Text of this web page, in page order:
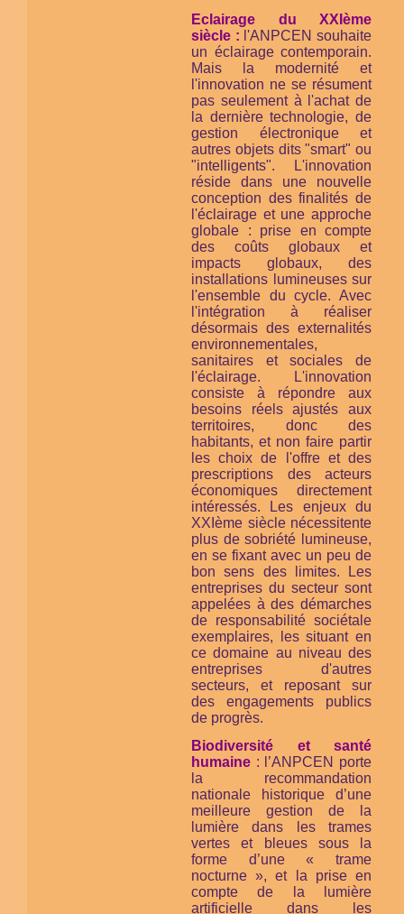
Eclairage du XXIème
siècle : l'ANPCEN souhaite
un éclairage contemporain.
Mais la modernité et
l'innovation ne se résument
pas seulement à l'achat de
la dernière technologie, de
gestion électronique et
autres objets dits "smart" ou
"intelligents". L'innovation
réside dans une nouvelle
conception des finalités de
l'éclairage et une approche
globale : prise en compte
des coûts globaux et
impacts globaux, des
installations lumineuses sur
l'ensemble du cycle. Avec
l'intégration à réaliser
désormais des externalités
environnementales,
sanitaires et sociales de
l'éclairage. L'innovation
consiste à répondre aux
besoins réels ajustés aux
territoires, donc des
habitants, et non faire partir
les choix de l'offre et des
prescriptions des acteurs
économiques directement
intéressés. Les enjeux du
XXIème siècle nécessitente
plus de sobriété lumineuse,
en se fixant avec un peu de
bon sens des limites. Les
entreprises du secteur sont
appelées à des démarches
de responsabilité sociétale
exemplaires, les situant en
ce domaine au niveau des
entreprises d'autres
secteurs, et reposant sur
des engagements publics
de progrès.
Biodiversité et santé
humaine : l’ANPCEN porte
la recommandation
nationale historique d’une
meilleure gestion de la
lumière dans les trames
vertes et bleues sous la
forme d’une « trame
nocturne », et la prise en
compte de la lumière
artificielle dans les